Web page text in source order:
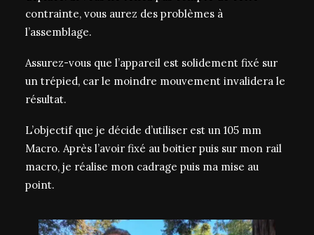
contrainte, vous aurez des problèmes à
l’assemblage.
Assurez-vous que l’appareil est solidement fixé sur
un trépied, car le moindre mouvement invalidera le
résultat.
L’objectif que je décide d’utiliser est un 105 mm
Macro. Après l’avoir fixé au boitier puis sur mon rail
macro, je réalise mon cadrage puis ma mise au
point.